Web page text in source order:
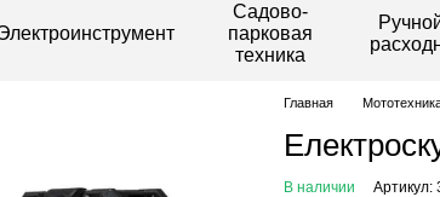
Садово-
парковая
техника
Главная
В наличии Артикул: